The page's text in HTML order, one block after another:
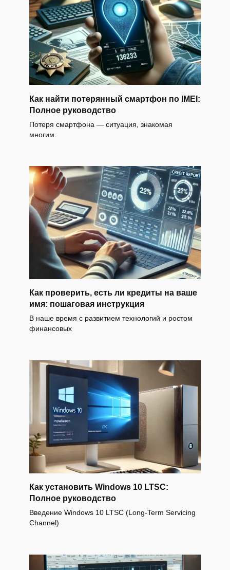
Как найти потерянный смартфон по IMEI:
Полное руководство
Потеря смартфона — ситуация, знакомая
многим.
Как проверить, есть ли кредиты на ваше
имя: пошаговая инструкция
В наше время с развитием технологий и ростом
финансовых
Как установить Windows 10 LTSC:
Полное руководство
Введение Windows 10 LTSC (Long-Term Servicing
Channel)